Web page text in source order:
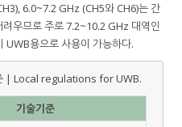
6.0~7.2 GHz (CH5와 CH6)는 간
우므로 주로 7.2~10.2 GHz 대역인
UWB용으로 사용이 가능하다.
| Local regulations for UWB.
기술기준